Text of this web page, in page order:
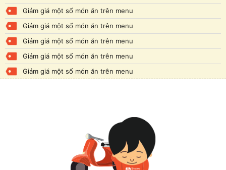
Giảm giá một số món ăn trên menu
Giảm giá một số món ăn trên menu
Giảm giá một số món ăn trên menu
Giảm giá một số món ăn trên menu
Giảm giá một số món ăn trên menu